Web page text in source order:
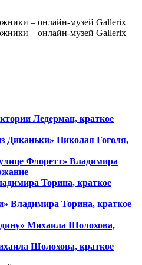
Ледерман, краткое
Диканьки» Николая Гоголя,
Флоретт» Владимира
Торина, краткое
Владимира Торина, краткое
Михаила Шолохова,
Шолохова, краткое